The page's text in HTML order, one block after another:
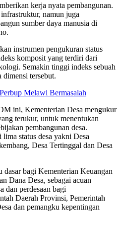
kerja nyata pembangunan.
namun juga
sumber daya manusia di
instrumen pengukuran status
komposit yang terdiri dari
Semakin tinggi indeks sebuah
dimensi tersebut.
Melawi Bermasalah
ini, Kementerian Desa mengukur
terukur, untuk menentukan
pembangunan desa.
status desa yakni Desa
Desa Tertinggal dan Desa
bagi Kementerian Keuangan
Dana Desa, sebagai acuan
dan perdesaan bagi
Daerah Provinsi, Pemerintah
dan pemangku kepentingan